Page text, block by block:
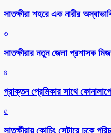
সাতক্ষীরা শহরে এক নারীর
৩
সাতক্ষীরার নতুন জেলা প্রশাসক
৪
প্রাক্তন প্রেমিকার সাথে
৫
সাতক্ষীরায় কোচিং সেন্টারে ঢুকে